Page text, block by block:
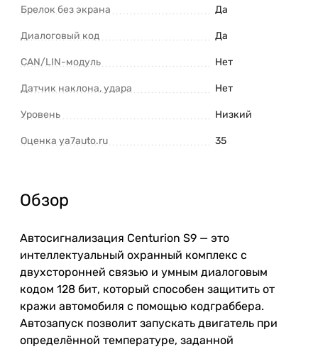
Брелок без экрана Да
Диалоговый код Да
CAN/LIN-модуль Нет
Датчик наклона, удара Нет
Уровень Низкий
Оценка ya7auto.ru 35
Обзор
Автосигнализация Centurion S9 — это
интеллектуальный охранный комплекс с
двухсторонней связью и умным диалоговым
кодом 128 бит, который способен защитить от
кражи автомобиля с помощью кодграббера.
Автозапуск позволит запускать двигатель при
определённой температуре, заданной